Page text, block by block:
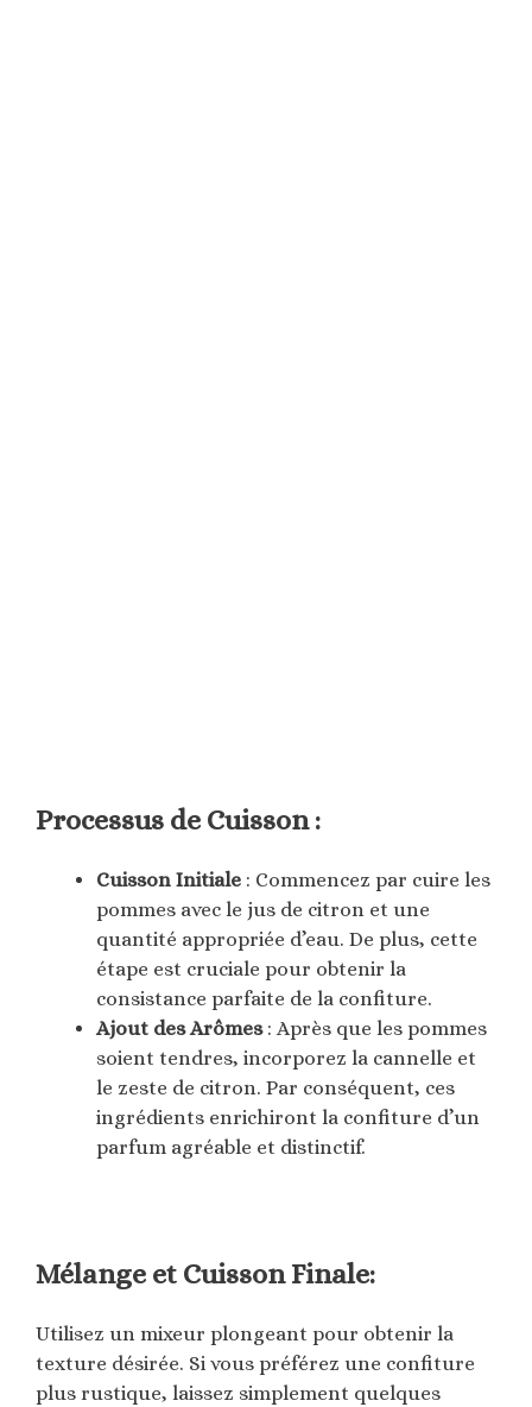
Processus de Cuisson :
Cuisson Initiale : Commencez par cuire les
pommes avec le jus de citron et une
quantité appropriée d’eau. De plus, cette
étape est cruciale pour obtenir la
consistance parfaite de la confiture.
Ajout des Arômes: Après que les pommes
soient tendres, incorporez la cannelle et
le zeste de citron. Par conséquent, ces
ingrédients enrichiront la confiture d’un
parfum agréable et distinctif.
Mélange et Cuisson Finale:
Utilisez un mixeur plongeant pour obtenir la
texture désirée. Si vous préférez une confiture
plus rustique, laissez simplement quelques